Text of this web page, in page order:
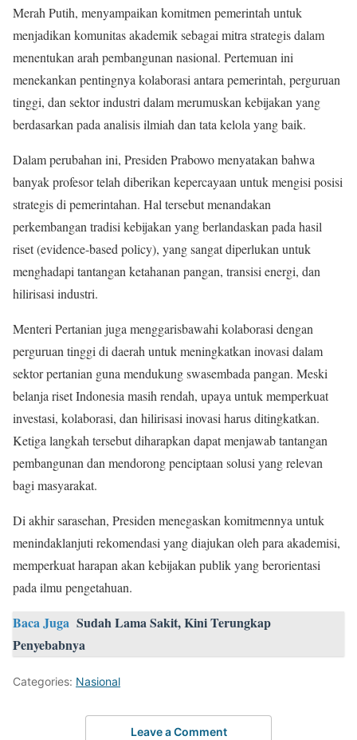
Merah Putih, menyampaikan komitmen pemerintah untuk
menjadikan komunitas akademik sebagai mitra strategis dalam
menentukan arah pembangunan nasional. Pertemuan ini
menekankan pentingnya kolaborasi antara pemerintah, perguruan
tinggi, dan sektor industri dalam merumuskan kebijakan yang
berdasarkan pada analisis ilmiah dan tata kelola yang baik.
Dalam perubahan ini, Presiden Prabowo menyatakan bahwa
banyak profesor telah diberikan kepercayaan untuk mengisi posisi
strategis di pemerintahan. Hal tersebut menandakan
perkembangan tradisi kebijakan yang berlandaskan pada hasil
riset (evidence-based policy), yang sangat diperlukan untuk
menghadapi tantangan ketahanan pangan, transisi energi, dan
hilirisasi industri.
Menteri Pertanian juga menggarisbawahi kolaborasi dengan
perguruan tinggi di daerah untuk meningkatkan inovasi dalam
sektor pertanian guna mendukung swasembada pangan. Meski
belanja riset Indonesia masih rendah, upaya untuk memperkuat
investasi, kolaborasi, dan hilirisasi inovasi harus ditingkatkan.
Ketiga langkah tersebut diharapkan dapat menjawab tantangan
pembangunan dan mendorong penciptaan solusi yang relevan
bagi masyarakat.
Di akhir sarasehan, Presiden menegaskan komitmennya untuk
menindaklanjuti rekomendasi yang diajukan oleh para akademisi,
memperkuat harapan akan kebijakan publik yang berorientasi
pada ilmu pengetahuan.
Baca Juga Sudah Lama Sakit, Kini Terungkap
Penyebabnya
Categories: Nasional
Leave a Comment